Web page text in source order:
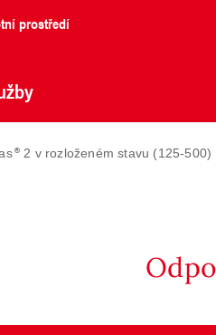
prostředí
2 v rozloženém stavu (125-500)